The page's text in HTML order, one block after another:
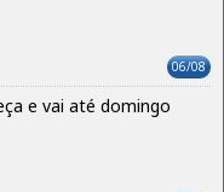
06/08
e vai até domingo